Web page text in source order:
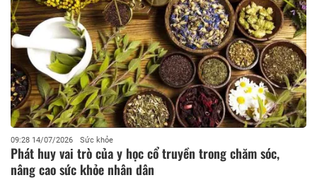
09:28 14/07/2026 Sức khỏe
Phát huy vai trò của y học cổ truyền trong chăm sóc,
nâng cao sức khỏe nhân dân